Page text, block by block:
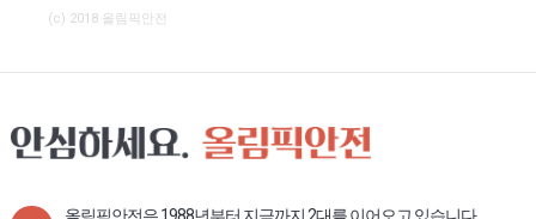
(c) 2018 올림픽안전